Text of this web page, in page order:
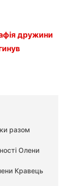
дружини
разом
Олени
Кравець